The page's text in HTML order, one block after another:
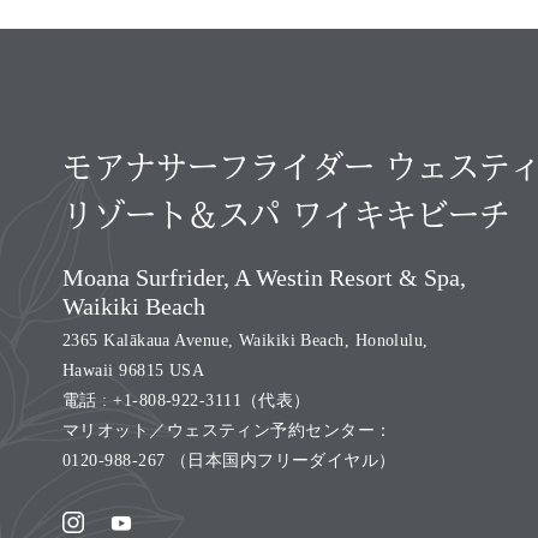
モアナサーフライダー ウェステ
リゾート＆スパ ワイキキビーチ
Moana Surfrider, A Westin Resort & Spa,
Waikiki Beach
2365 Kalākaua Avenue, Waikiki Beach, Honolulu,
Hawaii 96815 USA
電話 :+1-808-922-3111 （代表）
マリオット／ウェスティン予約センター：
0120-988-267 （日本国内フリーダイヤル）